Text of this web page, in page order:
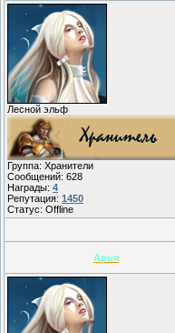
Лесной эльф
Группа: Хранители
Сообщений: 628
Награды: 4
Репутация: 1450
Статус: Offline
Арья